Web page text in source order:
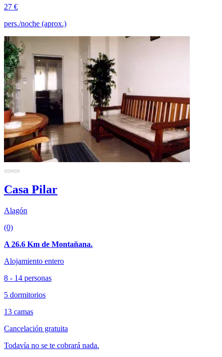
27 €
pers./noche (aprox.)
Casa Pilar
Alagón
(0)
A 26.6 Km de Montañana.
Alojamiento entero
8 - 14 personas
5 dormitorios
13 camas
Cancelación gratuita
Todavía no se te cobrará nada.